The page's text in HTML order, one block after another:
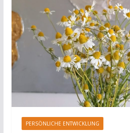
PERSÖNLICHE ENTWICKLUNG